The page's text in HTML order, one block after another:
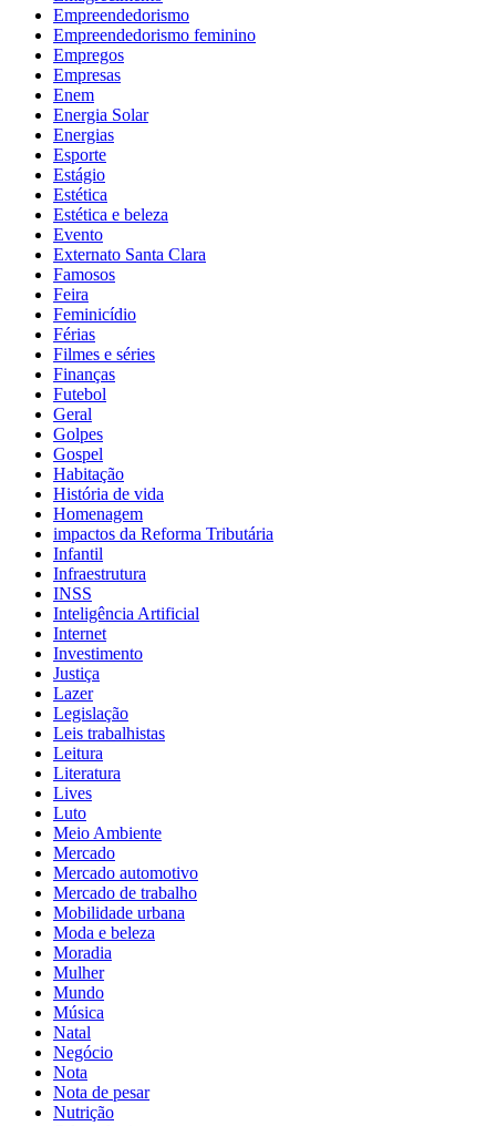
Empreendedorismo
Empreendedorismo feminino
Empregos
Empresas
Enem
Energia Solar
Energias
Esporte
Estágio
Estética
Estética e beleza
Evento
Externato Santa Clara
Famosos
Feira
Feminicídio
Férias
Filmes e séries
Finanças
Futebol
Geral
Golpes
Gospel
Habitação
História de vida
Homenagem
impactos da Reforma Tributária
Infantil
Infraestrutura
INSS
Inteligência Artificial
Internet
Investimento
Justiça
Lazer
Legislação
Leis trabalhistas
Leitura
Literatura
Lives
Luto
Meio Ambiente
Mercado
Mercado automotivo
Mercado de trabalho
Mobilidade urbana
Moda e beleza
Moradia
Mulher
Mundo
Música
Natal
Negócio
Nota
Nota de pesar
Nutrição